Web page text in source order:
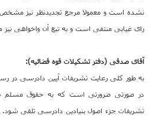
نشده است و معمولا مرجع تجدیدنظر نیز
رای غیابی منتفی است و به تبع آن واخواهی
آقای صدقی (دفتر تشكیلات قوه قضائیه):
به طور كلی رعایت تشریفات آیین دادرسی در
در صورتی ضرورتی است كه به حقوق مسلم
تشریفات جزء اصول بنیادین دادرسی تلقی